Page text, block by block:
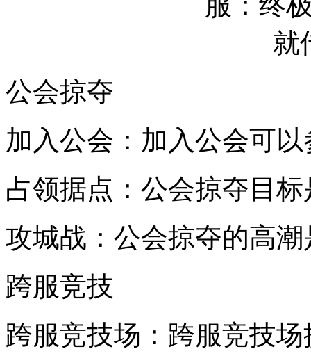
公会掠夺
加入公会：加入公会可
占领据点：公会掠夺目
攻城战：公会掠夺的高
跨服竞技
跨服竞技场：跨服竞技